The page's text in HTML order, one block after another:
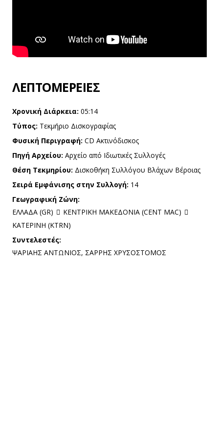
ΛΕΠΤΟΜΈΡΕΙΕΣ
Χρονική Διάρκεια: 05:14
Τύπος: Τεκμήριο Δισκογραφίας
Φυσική Περιγραφή: CD Ακτινόδισκος
Πηγή Αρχείου: Αρχείο από Ιδιωτικές Συλλογές
Θέση Τεκμηρίου: Δισκοθήκη Συλλόγου Βλάχων Βέροιας
Σειρά Εμφάνισης στην Συλλογή: 14
Γεωγραφική Ζώνη:
ΕΛΛΑΔΑ (GR)
ΚΕΝΤΡΙΚΗ ΜΑΚΕΔΟΝΙΑ (CENT MAC)
ΚΑΤΕΡΙΝΗ (KTRN)
Συντελεστές:
ΨΑΡΙΑΗΣ ΑΝΤΩΝΙΟΣ, ΣΑΡΡΗΣ ΧΡΥΣΟΣΤΟΜΟΣ